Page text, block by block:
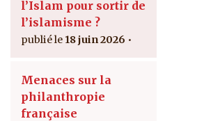
l’Islam pour sortir de
l’islamisme ?
18 juin 2026
Menaces sur la
philanthropie
française